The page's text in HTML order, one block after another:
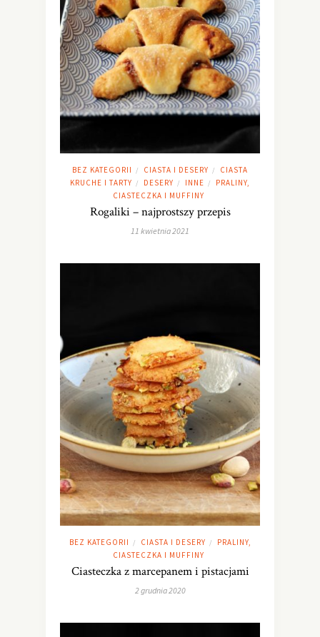
BEZ KATEGORII / CIASTA I DESERY /
CIASTA
KRUCHE I TARTY / DESERY / INNE /
PRALINY,
CIASTECZKA I MUFFINY
Rogaliki – najprostszy przepis
11 kwietnia 2021
BEZ KATEGORII / CIASTA I DESERY /
PRALINY,
CIASTECZKA I MUFFINY
Ciasteczka z marcepanem i pistacjami
2 grudnia 2020